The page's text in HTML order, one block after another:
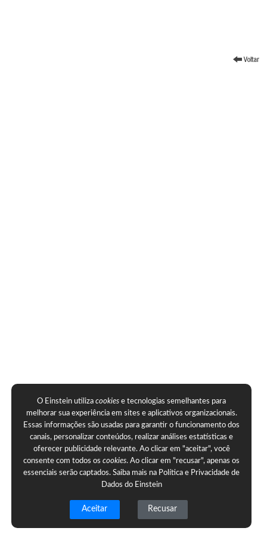
O Einstein utilizacookies e tecnologias semelhantes para
melhorar sua experiência em sites e aplicativos organizacionais.
Essas informações são usadas para garantir o funcionamento dos
canais, personalizar conteúdos, realizar análises estatísticas e
oferecer publicidade relevante. Ao clicar em "aceitar", você
consente com todos oscookies. Ao clicar em "recusar", apenas os
essenciais serão captados. Saiba mais na Política e Privacidade de
Dados do Einstein
Aceitar Recusar